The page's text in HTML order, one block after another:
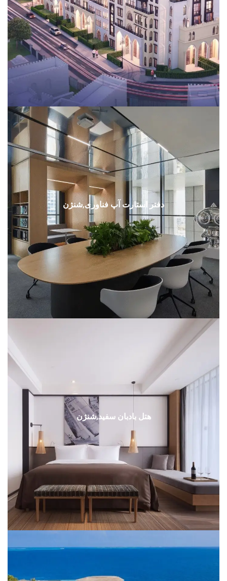
دفتر استارت آپ فناوری,شنژن
هتل بادبان سفید,شنژن